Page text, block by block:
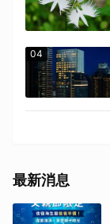
04
最新消息